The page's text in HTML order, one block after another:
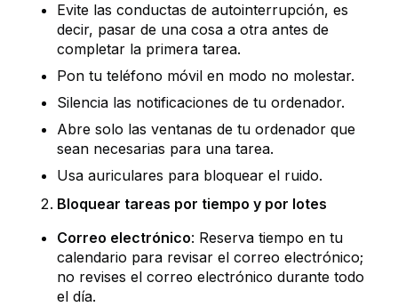
Evite las conductas de autointerrupción, es
decir, pasar de una cosa a otra antes de
completar la primera tarea.
Pon tu teléfono móvil en modo no molestar.
Silencia las notificaciones de tu ordenador.
Abre solo las ventanas de tu ordenador que
sean necesarias para una tarea.
Usa auriculares para bloquear el ruido.
Bloquear tareas por tiempo y por lotes
Correo electrónico: Reserva tiempo en tu
calendario para revisar el correo electrónico;
no revises el correo electrónico durante todo
el día.